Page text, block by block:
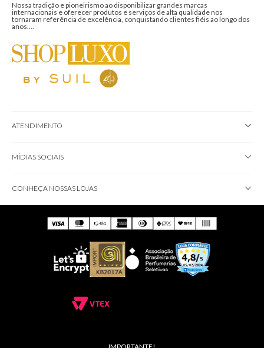
Nossa tradição e pioneirismo ao disponibilizar grandes marcas
internacionais e oferecer produtos e serviços de alta qualidade nos
tornaram referência de excelência, conquistando clientes fiéis ao longo dos
anos....
ATENDIMENTO
MÍDIAS SOCIAIS
CONHEÇA NOSSAS LOJAS
IMPORTANTE!